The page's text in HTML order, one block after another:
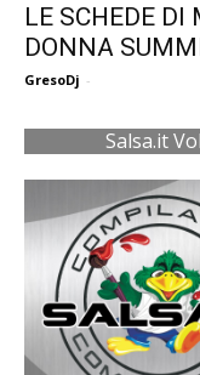
LE SCHEDE
DONNA
GresoDj -
Salsa.it